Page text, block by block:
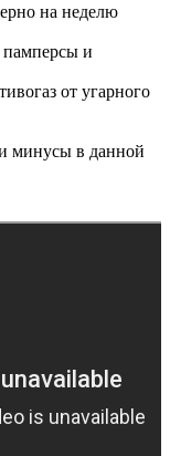
на неделю
и
от угарного
минусы в данной